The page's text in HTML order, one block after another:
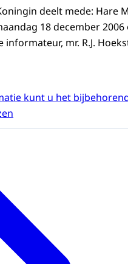
deelt mede: Hare
18 december 2006
informateur, mr. R.J.
kunt u het